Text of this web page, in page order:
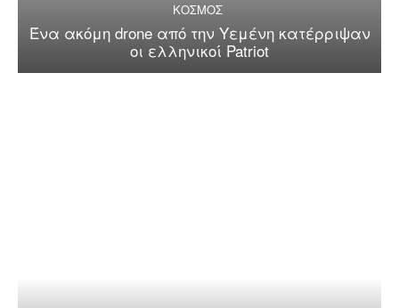
ΚΟΣΜΟΣ
Ένα ακόμη drone από την Υεμένη κατέρριψαν
οι ελληνικοί Patriot